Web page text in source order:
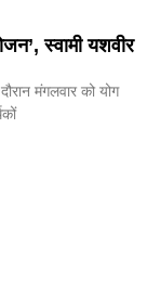
स्वामी यशवीर
मंगलवार को योग